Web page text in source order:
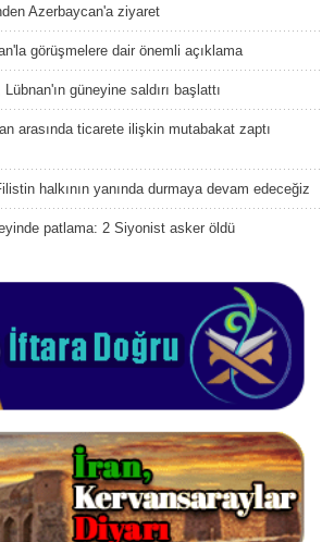
Azerbaycan'a ziyaret
görüşmelere dair önemli açıklama
güneyine saldırı başlattı
arasında ticarete ilişkin mutabakat zaptı
halkının yanında durmaya devam edeceğiz
patlama: 2 Siyonist asker öldü